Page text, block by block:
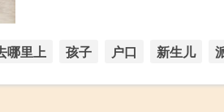
哪里上 孩子 户口 新生儿